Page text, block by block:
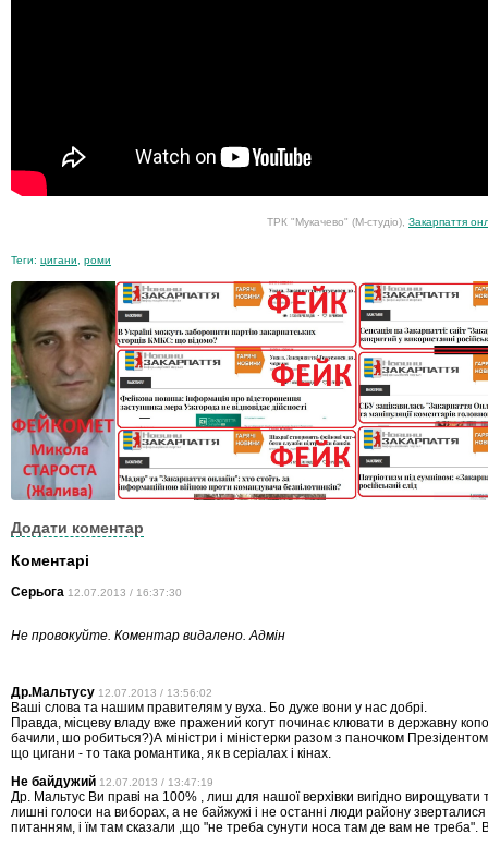
ТРК "Мукачево" (М-студіо), Закарпаття
Теги: цигани роми
Додати коментар
Коментарі
Серьога 12.07.2013 / 16:37:30
Не провокуйте. Коментар видалено. Адмін
Др.Мальтусу 12.07.2013 / 13:56:02
Ваші слова та нашим правителям у вуха. Бо дуже вони у нас добрі.
Правда, місцеву владу вже пражений когут починає клювати в державну
бачили, шо робиться?)А міністри і міністерки разом з паночком
що цигани - то така романтика, як в серіалах і кінах.
Не байдужий 12.07.2013 / 13:47:19
Др. Мальтус Ви праві на 100% , лиш для нашої верхівки вигідно вирощувати
лишні голоси на виборах, а не байжужі і не останні люди району
питанням, і їм там сказали ,що "не треба сунути носа там де вам не треба".